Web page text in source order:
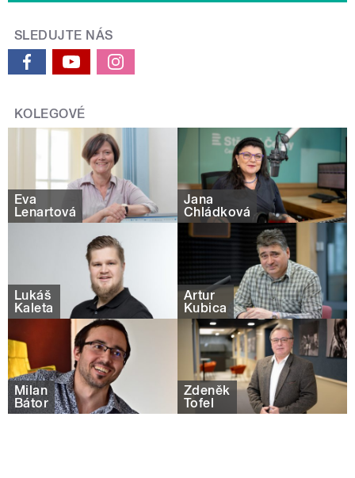
SLEDUJTE NÁS
KOLEGOVÉ
Eva
Lenartová
Jana
Chládková
Lukáš
Kaleta
Artur
Kubica
Milan
Bátor
Zdeněk
Tofel